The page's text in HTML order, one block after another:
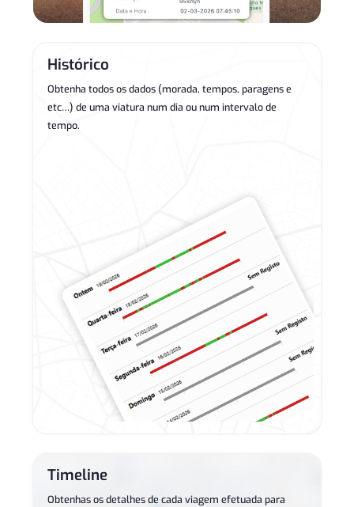
Histórico
Obtenha todos os dados (morada, tempos, paragens e
etc…) de uma viatura num dia ou num intervalo de
tempo.
Timeline
Obtenhas os detalhes de cada viagem efetuada para